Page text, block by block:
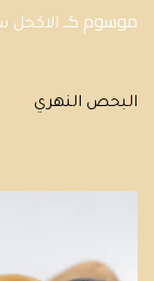
موسوم كـ الاكحل
البحص النهري